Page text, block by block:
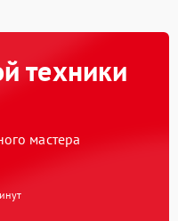
техники
мастера